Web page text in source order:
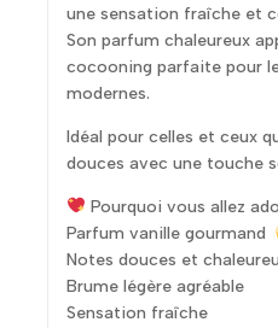
une sensation fraîche et
Son parfum chaleureux
cocooning parfaite pour
modernes.
Idéal pour celles et ceux
douces avec une touche
Pourquoi vous allez
Parfum vanille gourmand
Notes douces et
Brume légère agréable
Sensation fraîche